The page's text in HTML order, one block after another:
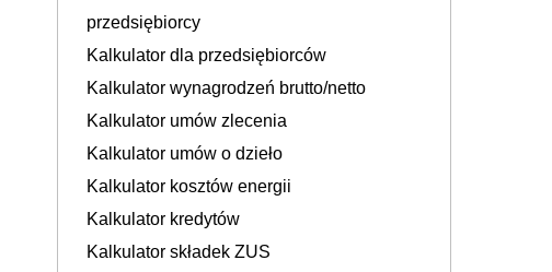
przedsiębiorcy
Kalkulator dla przedsiębiorców
Kalkulator wynagrodzeń brutto/netto
Kalkulator umów zlecenia
Kalkulator umów o dzieło
Kalkulator kosztów energii
Kalkulator kredytów
Kalkulator składek ZUS